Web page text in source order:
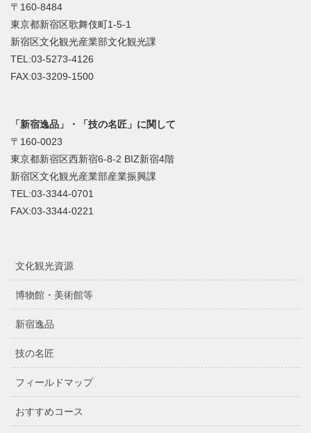
〒160-8484
東京都新宿区歌舞伎町1-5-1
新宿区文化観光産業部文化観光課
TEL:03-5273-4126
FAX:03-3209-1500
「新宿逸品」・「技の名匠」に関して
〒160-0023
東京都新宿区西新宿6-8-2 BIZ新宿4階
新宿区文化観光産業部産業振興課
TEL:03-3344-0701
FAX:03-3344-0221
文化観光資源
博物館・美術館等
新宿逸品
技の名匠
フィールドマップ
おすすめコース